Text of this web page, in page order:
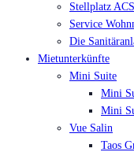
Stellplatz
Service
Die
Mietunterkünfte
Mini Suite
Mini
Mini
Vue Salin
Taos